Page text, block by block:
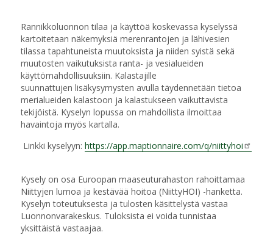
Rannikkoluonnon tilaa ja käyttöä koskevassa kyselyssä
kartoitetaan näkemyksiä merenrantojen ja lähivesien
tilassa tapahtuneista muutoksista ja niiden syistä sekä
muutosten vaikutuksista ranta- ja vesialueiden
käyttömahdollisuuksiin. Kalastajille
suunnattujen lisäkysymysten avulla täydennetään tietoa
merialueiden kalastoon ja kalastukseen vaikuttavista
tekijöistä. Kyselyn lopussa on mahdollista ilmoittaa
havaintoja myös kartalla.
Linkki kyselyyn:https://app.maptionnaire.com/q/niittyhoi
Kysely on osa Euroopan maaseuturahaston rahoittamaa
Niittyjen lumoa ja kestävää hoitoa (NiittyHOI) -hanketta.
Kyselyn toteutuksesta ja tulosten käsittelystä vastaa
Luonnonvarakeskus. Tuloksista ei voida tunnistaa
yksittäistä vastaajaa.